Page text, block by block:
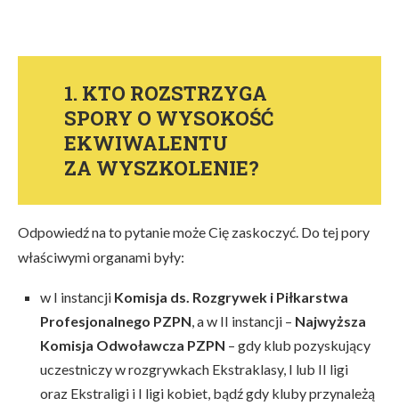
1. KTO ROZSTRZYGA
SPORY O WYSOKOŚĆ
EKWIWALENTU
ZA WYSZKOLENIE?
Odpowiedź na to pytanie może Cię zaskoczyć. Do tej pory
właściwymi organami były:
w I instancji Komisja ds. Rozgrywek i Piłkarstwa
Profesjonalnego PZPN, a w II instancji – Najwyższa
Komisja Odwoławcza PZPN – gdy klub pozyskujący
uczestniczy w rozgrywkach Ekstraklasy, I lub II ligi
oraz Ekstraligi i I ligi kobiet, bądź gdy kluby przynależą